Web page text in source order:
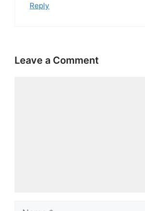
Reply
Leave a Comment